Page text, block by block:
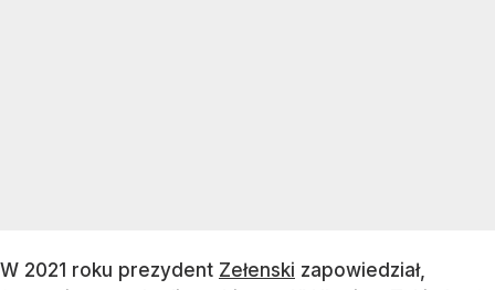
W 2021 roku prezydent Zełenski zapowiedział,